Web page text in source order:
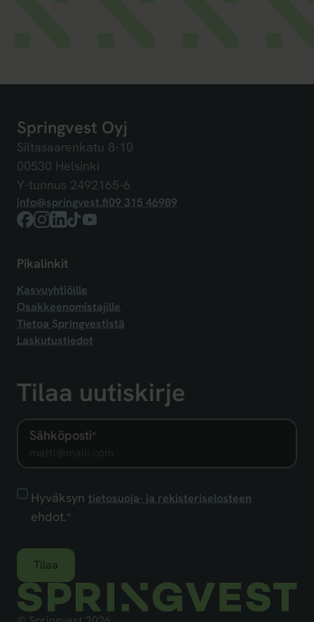
Springvest Oyj
Siltasaarenkatu 8-10
00530 Helsinki
Y-tunnus 2492165-6
info@springvest.fi09 315 46989
Facebook
Instagram
LinkedIn
TikTokYouTube
Pikalinkit
Kasvuyhtiöille
Osakkeenomistajille
Tietoa Springvestistä
Laskutustiedot
Tilaa uutiskirje
Sähköposti*
Hyväksyn
tietosuoja-
rekisteriselosteen
ehdot.*
Hyväksyn tietosuoja- ja rekisteriselosteen
ehdot.*